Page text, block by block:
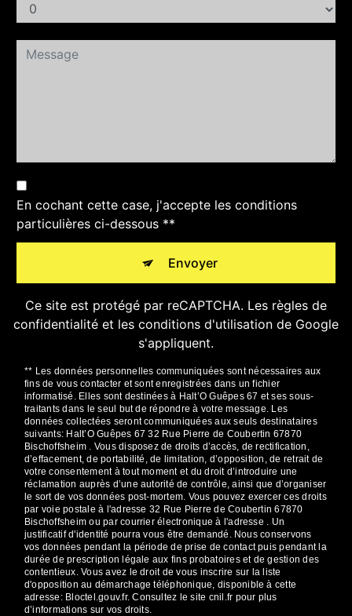
En cochant cette case, j'accepte les conditions
particulières ci-dessous **
Envoyer
Ce site est protégé par reCAPTCHA. Les règles de
confidentialité et les conditions d'utilisation de Google
s'appliquent.
** Les données personnelles communiquées sont nécessaires aux
fins de vous contacter et sont enregistrées dans un fichier
informatisé. Elles sont destinées à Halt’O Guêpes 67 et ses sous-
traitants dans le seul but de répondre à votre message. Les
données collectées seront communiquées aux seuls destinataires
suivants: Halt’O Guêpes 67 32 Rue Pierre de Coubertin 67870
Bischoffsheim . Vous disposez de droits d’accès, de rectification,
d’effacement, de portabilité, de limitation, d’opposition, de retrait de
votre consentement à tout moment et du droit d’introduire une
réclamation auprès d’une autorité de contrôle, ainsi que d’organiser
le sort de vos données post-mortem. Vous pouvez exercer ces droits
par voie postale à l'adresse 32 Rue Pierre de Coubertin 67870
Bischoffsheim ou par courrier électronique à l'adresse . Un
justificatif d'identité pourra vous être demandé. Nous conservons
vos données pendant la période de prise de contact puis pendant la
durée de prescription légale aux fins probatoires et de gestion des
contentieux. Vous avez le droit de vous inscrire sur la liste
d'opposition au démarchage téléphonique, disponible à cette
adresse: Bloctel.gouv.fr. Consultez le site cnil.fr pour plus
d’informations sur vos droits.